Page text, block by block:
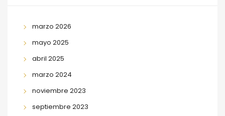
marzo 2026
mayo 2025
abril 2025
marzo 2024
noviembre 2023
septiembre 2023